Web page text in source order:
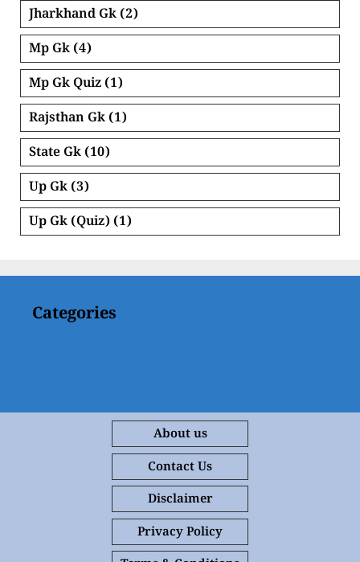
Jharkhand Gk (2)
Mp Gk (4)
Mp Gk Quiz (1)
Rajsthan Gk (1)
State Gk (10)
Up Gk (3)
Up Gk (Quiz) (1)
Categories
About us
Contact Us
Disclaimer
Privacy Policy